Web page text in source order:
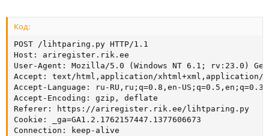
Код:
POST /lihtparing.py HTTP/1.1
Host: ariregister.rik.ee
User-Agent: Mozilla/5.0 (Windows NT 6.1; rv:23.0)
Accept: text/html,application/xhtml+xml,application/
Accept-Language: ru-RU,ru;q=0.8,en-US;q=0.5,en;q=0.3
Accept-Encoding: gzip, deflate
Referer: https://ariregister.rik.ee/lihtparing.py
Cookie: _ga=GA1.2.1762157447.1377606673
Connection: keep-alive